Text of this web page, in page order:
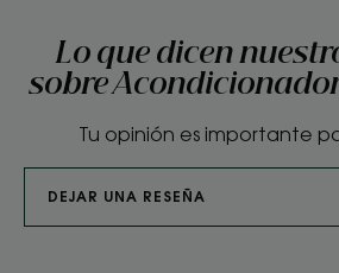
Lo que dicen
sobre
Tu opinión es importante
DEJAR UNA RESEÑA